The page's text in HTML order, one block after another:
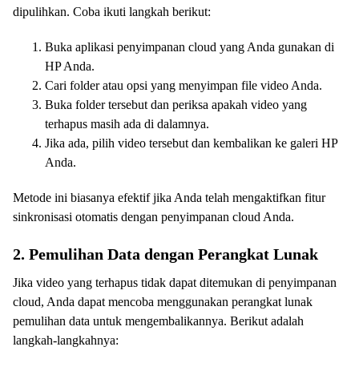
dipulihkan. Coba ikuti langkah berikut:
Buka aplikasi penyimpanan cloud yang Anda gunakan di
HP Anda.
Cari folder atau opsi yang menyimpan file video Anda.
Buka folder tersebut dan periksa apakah video yang
terhapus masih ada di dalamnya.
Jika ada, pilih video tersebut dan kembalikan ke galeri HP
Anda.
Metode ini biasanya efektif jika Anda telah mengaktifkan fitur
sinkronisasi otomatis dengan penyimpanan cloud Anda.
2. Pemulihan Data dengan Perangkat Lunak
Jika video yang terhapus tidak dapat ditemukan di penyimpanan
cloud, Anda dapat mencoba menggunakan perangkat lunak
pemulihan data untuk mengembalikannya. Berikut adalah
langkah-langkahnya: